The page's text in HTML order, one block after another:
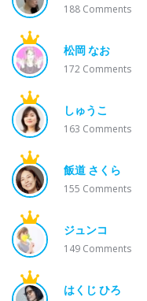
188 Comments
松岡 なお
172 Comments
しゅうこ
163 Comments
飯道 さくら
155 Comments
ジュンコ
149 Comments
はくじ ひろ